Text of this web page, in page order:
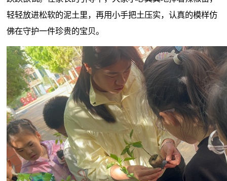
轻轻放进松软的泥土里，再用小手把土压实，认真的模样仿
佛在守护一件珍贵的宝贝。